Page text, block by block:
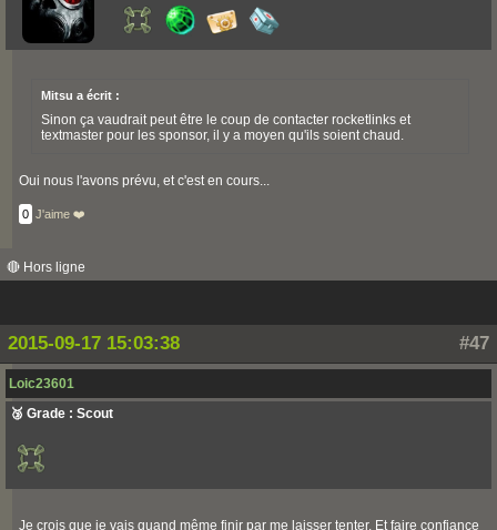
Mitsu a écrit :
Sinon ça vaudrait peut être le coup de contacter rocketlinks et
textmaster pour les sponsor, il y a moyen qu'ils soient chaud.
Oui nous l'avons prévu, et c'est en cours...
0 J'aime ❤️
🔴 Hors ligne
#47
2015-09-17 15:03:38
Loic23601
🥉 Grade : Scout
Je crois que je vais quand même finir par me laisser tenter. Et faire confiance